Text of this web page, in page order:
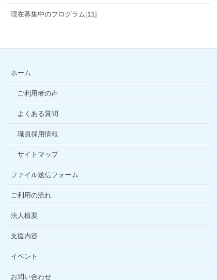
現在募集中のプログラム[11]
ホーム
ご利用者の声
よくある質問
職員採用情報
サイトマップ
ファイル送信フォーム
ご利用の流れ
法人概要
支援内容
イベント
お問い合わせ